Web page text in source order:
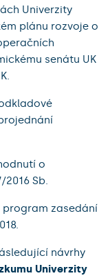
Univerzity
plánu rozvoje o
senátu UK
o
Sb.
program zasedání
návrhy
Univerzity